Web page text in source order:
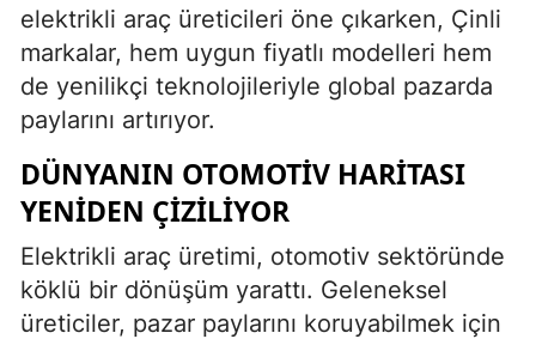
elektrikli araç üreticileri öne çıkarken, Çinli
markalar, hem uygun fiyatlı modelleri hem
de yenilikçi teknolojileriyle global pazarda
paylarını artırıyor.
DÜNYANIN OTOMOTIV HARITASI
YENIDEN ÇIZILIYOR
Elektrikli araç üretimi, otomotiv sektöründe
köklü bir dönüşüm yarattı. Geleneksel
üreticiler, pazar paylarını koruyabilmek için